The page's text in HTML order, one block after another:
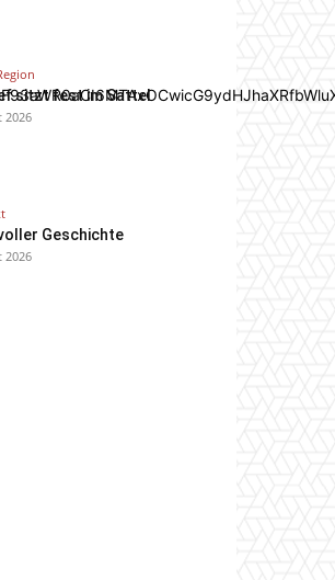
sitzt fest im Sattel
2026
Geschichte
2026